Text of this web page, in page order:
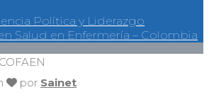
Política у Liderazgo
Salud en Enfermería – Colombia
por Sainet